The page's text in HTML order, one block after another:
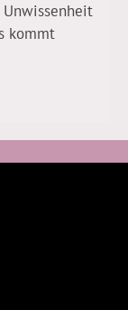
Unwissenheit
kommt